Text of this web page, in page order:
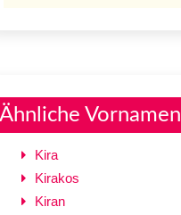
Ähnliche Vornamen
Kira
Kirakos
Kiran